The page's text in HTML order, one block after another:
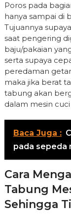
Poros pada
hanya sampai di
Tujuannya
saat pengering
baju/pakaian
serta supaya
peredaman
maka jika berat
tabung akan
dalam mesin
Baca Juga :
pada sepeda
Cara
Tabung
Sehingga